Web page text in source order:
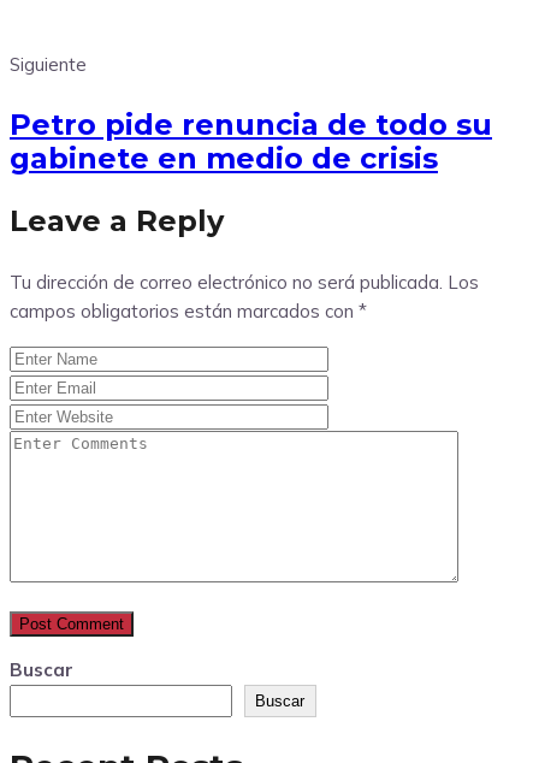
Siguiente
Petro pide renuncia de todo su
gabinete en medio de crisis
Leave a Reply
Tu dirección de correo electrónico no será publicada. Los
campos obligatorios están marcados con *
Buscar
Buscar